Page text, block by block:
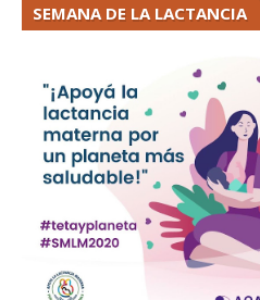
SEMANA DE LA LACTANCIA